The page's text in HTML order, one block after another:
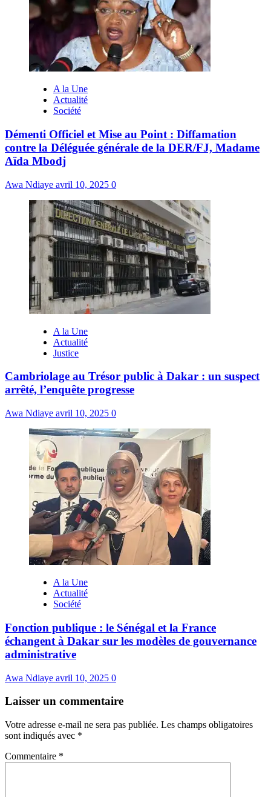
A la Une
Actualité
Société
Démenti Officiel et Mise au Point : Diffamation
contre la Déléguée générale de la DER/FJ, Madame
Aïda Mbodj
Awa Ndiaye avril 10, 2025 0
A la Une
Actualité
Justice
Cambriolage au Trésor public à Dakar : un suspect
arrêté, l’enquête progresse
Awa Ndiaye avril 10, 2025 0
A la Une
Actualité
Société
Fonction publique : le Sénégal et la France
échangent à Dakar sur les modèles de gouvernance
administrative
Awa Ndiaye avril 10, 2025 0
Laisser un commentaire
Votre adresse e-mail ne sera pas publiée. Les champs obligatoires
sont indiqués avec *
Commentaire *